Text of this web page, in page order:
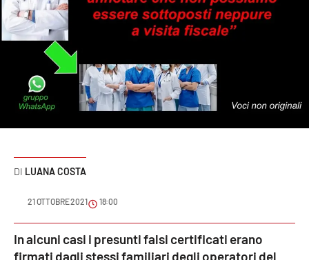
Italia Mondo
Sanità
Sport
Cultura
Podcast
Meteo
Editoriali
LUANA COSTA
21 OTTOBRE 2021 18:00
In alcuni casi i presunti falsi certificati erano
firmati dagli stessi familiari degli operatori del